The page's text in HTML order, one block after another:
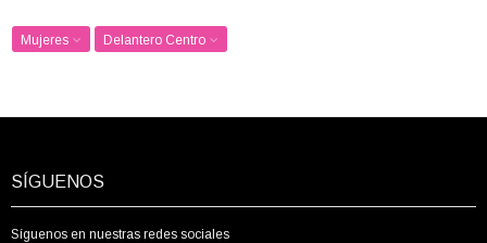
Mujeres Delantero Centro
SÍGUENOS
Síguenos en nuestras redes sociales